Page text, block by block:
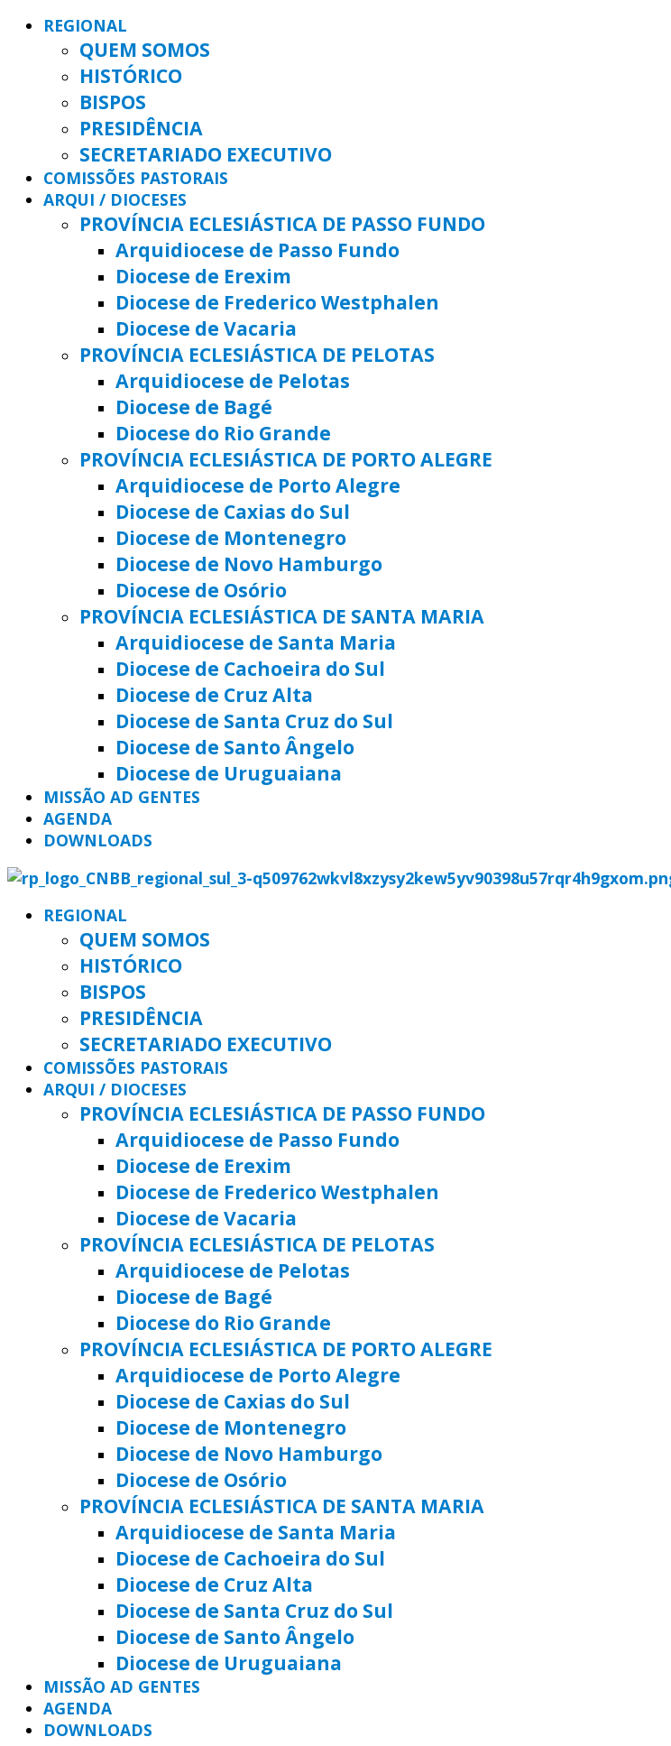
REGIONAL
QUEM SOMOS
HISTÓRICO
BISPOS
PRESIDÊNCIA
SECRETARIADO EXECUTIVO
COMISSÕES PASTORAIS
ARQUI / DIOCESES
PROVÍNCIA ECLESIÁSTICA DE PASSO FUNDO
Arquidiocese de Passo Fundo
Diocese de Erexim
Diocese de Frederico Westphalen
Diocese de Vacaria
PROVÍNCIA ECLESIÁSTICA DE PELOTAS
Arquidiocese de Pelotas
Diocese de Bagé
Diocese do Rio Grande
PROVÍNCIA ECLESIÁSTICA DE PORTO ALEGRE
Arquidiocese de Porto Alegre
Diocese de Caxias do Sul
Diocese de Montenegro
Diocese de Novo Hamburgo
Diocese de Osório
PROVÍNCIA ECLESIÁSTICA DE SANTA MARIA
Arquidiocese de Santa Maria
Diocese de Cachoeira do Sul
Diocese de Cruz Alta
Diocese de Santa Cruz do Sul
Diocese de Santo Ângelo
Diocese de Uruguaiana
MISSÃO AD GENTES
AGENDA
DOWNLOADS
REGIONAL
QUEM SOMOS
HISTÓRICO
BISPOS
PRESIDÊNCIA
SECRETARIADO EXECUTIVO
COMISSÕES PASTORAIS
ARQUI / DIOCESES
PROVÍNCIA ECLESIÁSTICA DE PASSO FUNDO
Arquidiocese de Passo Fundo
Diocese de Erexim
Diocese de Frederico Westphalen
Diocese de Vacaria
PROVÍNCIA ECLESIÁSTICA DE PELOTAS
Arquidiocese de Pelotas
Diocese de Bagé
Diocese do Rio Grande
PROVÍNCIA ECLESIÁSTICA DE PORTO ALEGRE
Arquidiocese de Porto Alegre
Diocese de Caxias do Sul
Diocese de Montenegro
Diocese de Novo Hamburgo
Diocese de Osório
PROVÍNCIA ECLESIÁSTICA DE SANTA MARIA
Arquidiocese de Santa Maria
Diocese de Cachoeira do Sul
Diocese de Cruz Alta
Diocese de Santa Cruz do Sul
Diocese de Santo Ângelo
Diocese de Uruguaiana
MISSÃO AD GENTES
AGENDA
DOWNLOADS